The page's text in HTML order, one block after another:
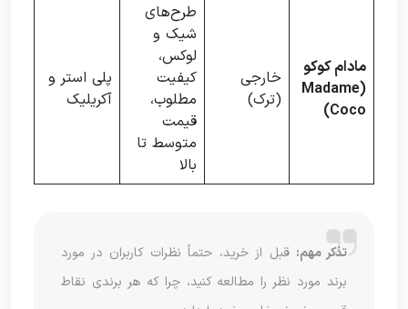
مادام کوکو
(Madame
Coco)
خارجی
(ترک)
طرح‌های
شیک و
لوکس،
کیفیت
مطلوب،
قیمت
متوسط تا
بالا
پلی استر و
آکریلیک
تذکر مهم: قبل از خرید، حتماً نظرات کاربران در مورد
برند مورد نظر را مطالعه کنید، چرا که هر برندی نقاط